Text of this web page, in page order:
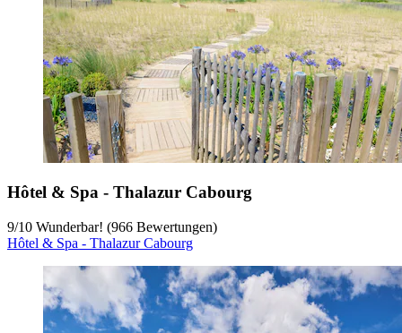
Hôtel & Spa - Thalazur Cabourg
9/10 Wunderbar! (966 Bewertungen)
Hôtel & Spa - Thalazur Cabourg